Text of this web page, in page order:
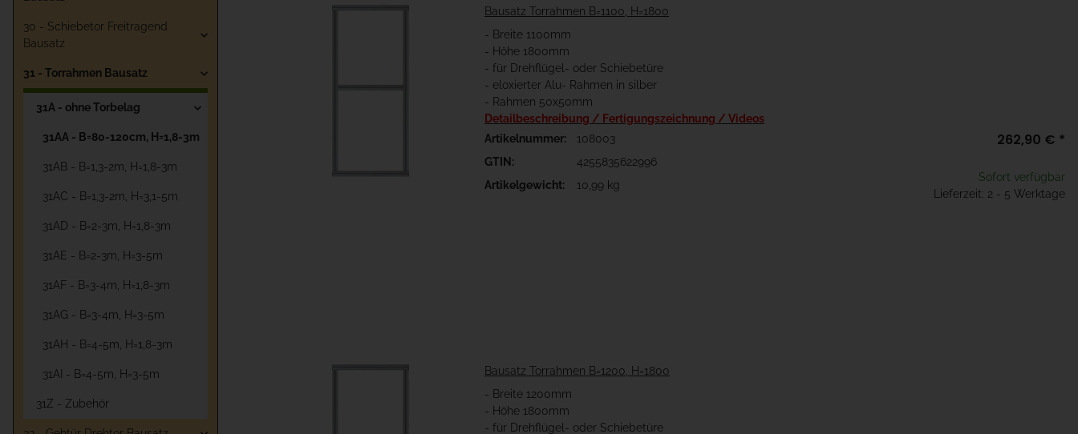
Bausatz Torrahmen B=1100, H=1800
- Breite 1100mm
- Höhe 1800mm
- für Drehflügel- oder Schiebetüre
- eloxierter Alu- Rahmen in silber
- Rahmen 50x50mm
Detailbeschreibung / Fertigungszeichnung / Videos
Artikelnummer:
108003
GTIN:
4255835622996
Artikelgewicht:
10,99 kg
262,90 € *
Sofort verfügbar
Lieferzeit: 2 - 5 Werktage
Bausatz Torrahmen B=1200, H=1800
- Breite 1200mm
- Höhe 1800mm
- für Drehflügel- oder Schiebetüre
30 - Schiebetor Freitragend
Bausatz
31 - Torrahmen Bausatz
31A - ohne Torbelag
31AA - B=80-120cm, H=1,8-3m
31AB - B=1,3-2m, H=1,8-3m
31AC - B=1,3-2m, H=3,1-5m
31AD - B=2-3m, H=1,8-3m
31AE - B=2-3m, H=3-5m
31AF - B=3-4m, H=1,8-3m
31AG - B=3-4m, H=3-5m
31AH - B=4-5m, H=1,8-3m
31AI - B=4-5m, H=3-5m
31Z - Zubehör